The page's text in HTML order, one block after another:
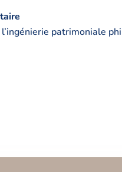
patrimoniale